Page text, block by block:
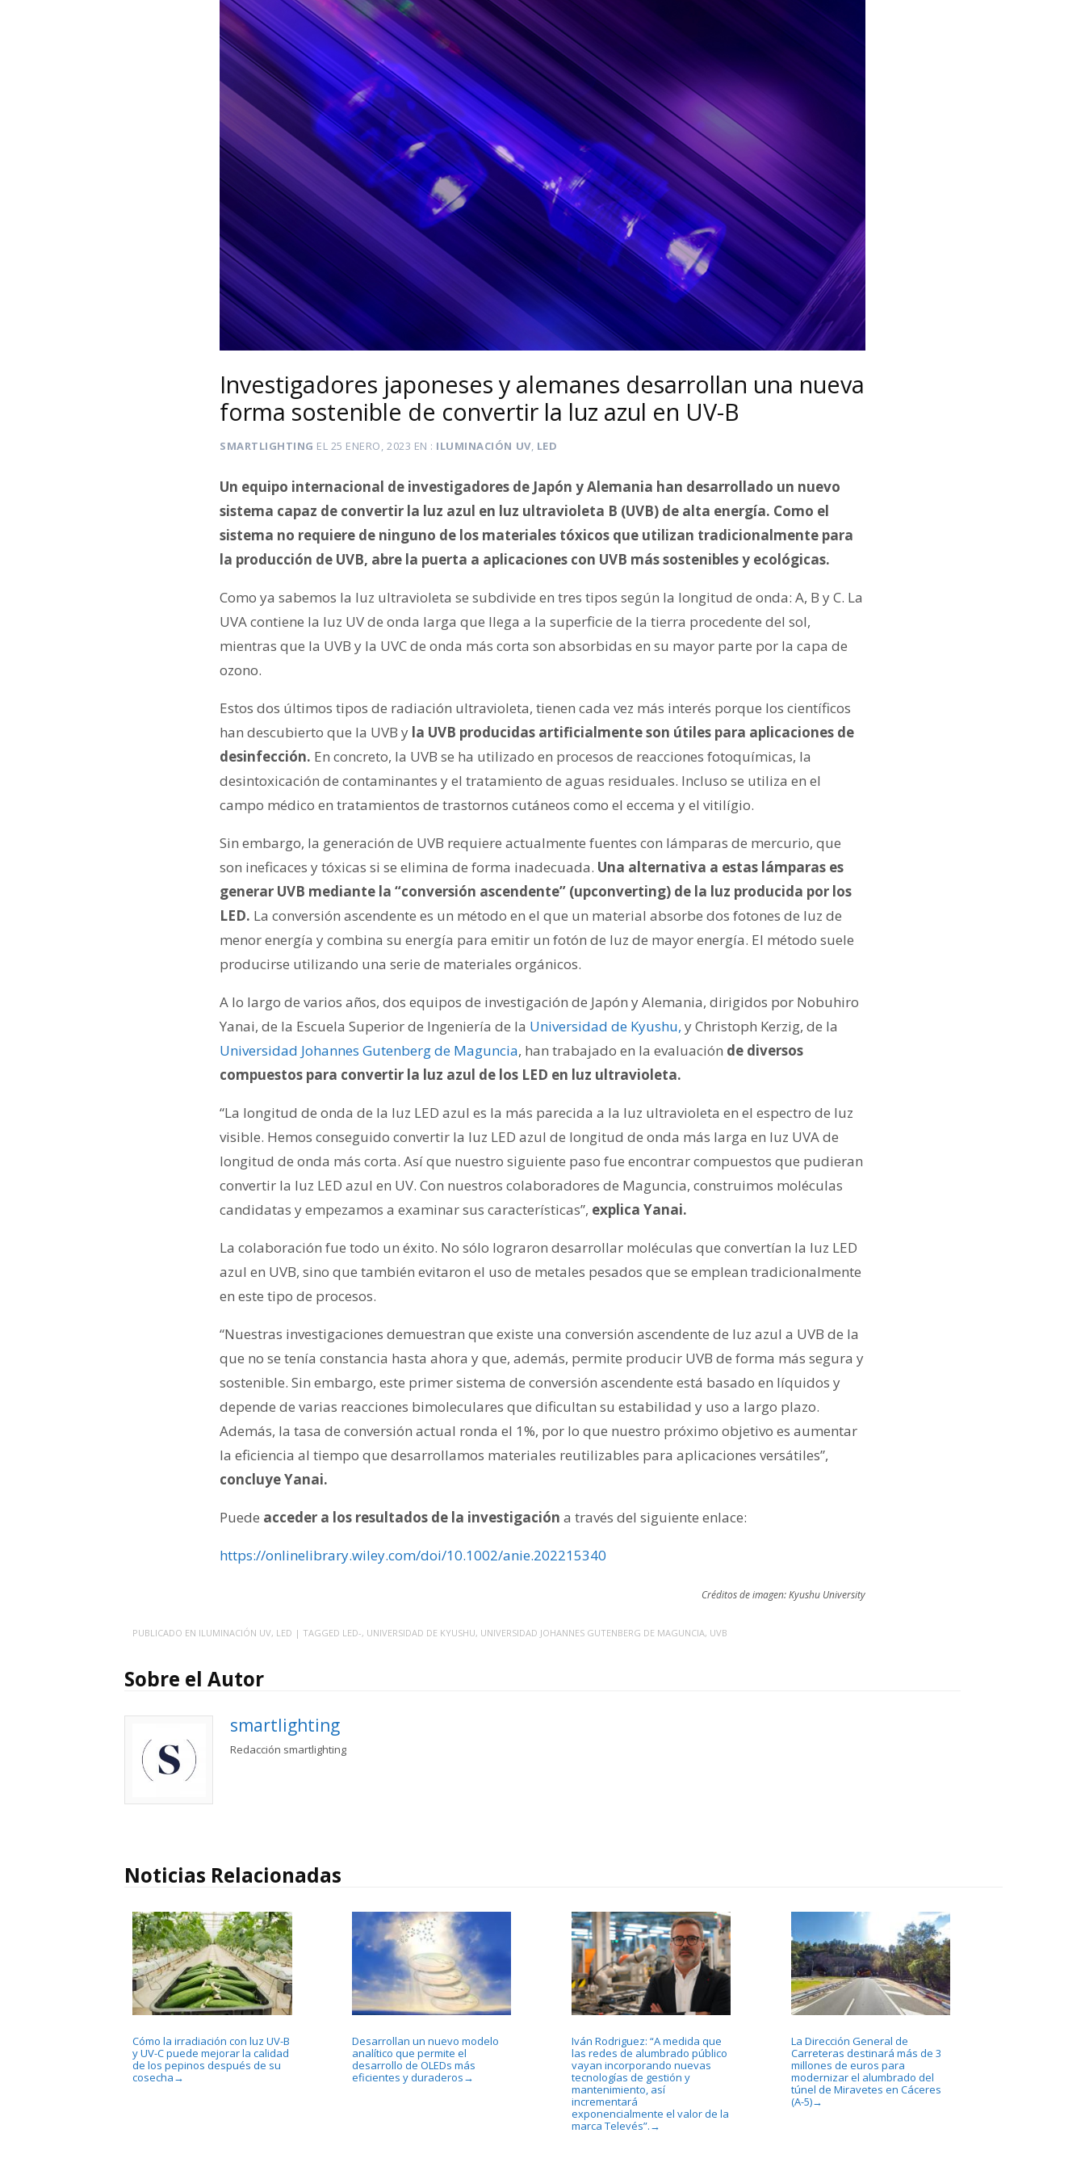
Investigadores japoneses y alemanes desarrollan una nueva
forma sostenible de convertir la luz azul en UV-B
SMARTLIGHTING EL 25 ENERO, 2023 EN ILUMINACIÓN UV, LED
Un equipo internacional de investigadores de Japón y Alemania han desarrollado un nuevo
sistema capaz de convertir la luz azul en luz ultravioleta B (UVB) de alta energía. Como el
sistema no requiere de ninguno de los materiales tóxicos que utilizan tradicionalmente para
la producción de UVB, abre la puerta a aplicaciones con UVB más sostenibles y ecológicas.
Como ya sabemos la luz ultravioleta se subdivide en tres tipos según la longitud de onda: A, B y C. La
UVA contiene la luz UV de onda larga que llega a la superficie de la tierra procedente del sol,
mientras que la UVB y la UVC de onda más corta son absorbidas en su mayor parte por la capa de
ozono.
Estos dos últimos tipos de radiación ultravioleta, tienen cada vez más interés porque los científicos
han descubierto que la UVB y la UVB producidas artificialmente son útiles para aplicaciones de
desinfección. En concreto, la UVB se ha utilizado en procesos de reacciones fotoquímicas, la
desintoxicación de contaminantes y el tratamiento de aguas residuales. Incluso se utiliza en el
campo médico en tratamientos de trastornos cutáneos como el eccema y el vitilígio.
Sin embargo, la generación de UVB requiere actualmente fuentes con lámparas de mercurio, que
son ineficaces y tóxicas si se elimina de forma inadecuada. Una alternativa a estas lámparas es
generar UVB mediante la “conversión ascendente” (upconverting) de la luz producida por los
LED. La conversión ascendente es un método en el que un material absorbe dos fotones de luz de
menor energía y combina su energía para emitir un fotón de luz de mayor energía. El método suele
producirse utilizando una serie de materiales orgánicos.
A lo largo de varios años, dos equipos de investigación de Japón y Alemania, dirigidos por Nobuhiro
Yanai, de la Escuela Superior de Ingeniería de la Universidad de Kyushu, y Christoph Kerzig, de la
Universidad Johannes Gutenberg de Maguncia, han trabajado en la evaluación de diversos
compuestos para convertir la luz azul de los LED en luz ultravioleta.
“La longitud de onda de la luz LED azul es la más parecida a la luz ultravioleta en el espectro de luz
visible. Hemos conseguido convertir la luz LED azul de longitud de onda más larga en luz UVA de
longitud de onda más corta. Así que nuestro siguiente paso fue encontrar compuestos que pudieran
convertir la luz LED azul en UV. Con nuestros colaboradores de Maguncia, construimos moléculas
candidatas y empezamos a examinar sus características”, explica Yanai.
La colaboración fue todo un éxito. No sólo lograron desarrollar moléculas que convertían la luz LED
azul en UVB, sino que también evitaron el uso de metales pesados que se emplean tradicionalmente
en este tipo de procesos.
“Nuestras investigaciones demuestran que existe una conversión ascendente de luz azul a UVB de la
que no se tenía constancia hasta ahora y que, además, permite producir UVB de forma más segura y
sostenible. Sin embargo, este primer sistema de conversión ascendente está basado en líquidos y
depende de varias reacciones bimoleculares que dificultan su estabilidad y uso a largo plazo.
Además, la tasa de conversión actual ronda el 1%, por lo que nuestro próximo objetivo es aumentar
la eficiencia al tiempo que desarrollamos materiales reutilizables para aplicaciones versátiles”,
concluye Yanai.
Puede acceder a los resultados de la investigación a través del siguiente enlace:
https://onlinelibrary.wiley.com/doi/10.1002/anie.202215340
Créditos de imagen: Kyushu University
PUBLICADO EN ILUMINACIÓN UV, LED | TAGGED LED-, UNIVERSIDAD DE KYUSHU, UNIVERSIDAD JOHANNES GUTENBERG DE MAGUNCIA, UVB
Sobre el Autor
smartlighting
Redacción smartlighting
Noticias Relacionadas
Cómo la irradiación con luz UV-B
y UV-C puede mejorar la calidad
de los pepinos después de su
cosecha →
Desarrollan un nuevo modelo
analítico que permite el
desarrollo de OLEDs más
eficientes y duraderos →
Iván Rodriguez: “A medida que
las redes de alumbrado público
vayan incorporando nuevas
tecnologías de gestión y
mantenimiento, así
incrementará
exponencialmente el valor de la
marca Televés”. →
La Dirección General de
Carreteras destinará más de 3
millones de euros para
modernizar el alumbrado del
túnel de Miravetes en Cáceres
(A-5)→